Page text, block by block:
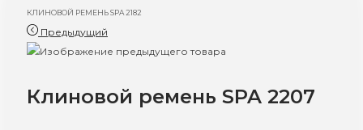
КЛИНОВОЙ РЕМЕНЬ SPA 2182
Предыдущий
Клиновой ремень SPA 2207